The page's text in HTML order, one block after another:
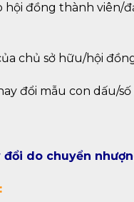
hội đồng thành viên/
chủ sở hữu/hội
đổi mẫu con dấu/
đổi do chuyển